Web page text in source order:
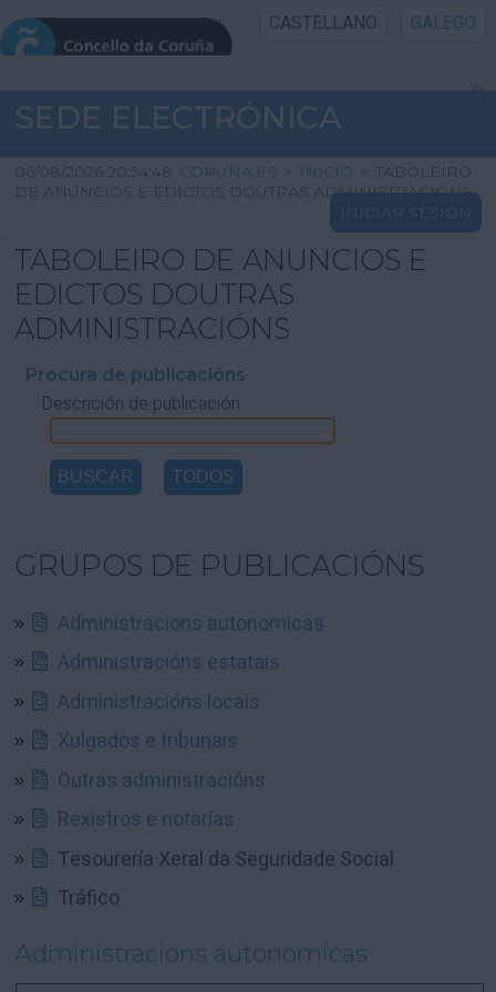
CASTELLANO GALEGO
INICIO SEDE
INICIO
INFORMACIÓN PÚBLICA
CARTAFOL CIDADÁN
UTILIDADES
AXUDA
SEDE ELECTRÓNICA
06/08/2026 20:54:48 CORUNA.ES > INICIO > TABOLEIRO
DE ANUNCIOS E EDICTOS DOUTRAS ADMINISTRACIÓNS
INICIAR SESIÓN
TABOLEIRO DE ANUNCIOS E
EDICTOS DOUTRAS
ADMINISTRACIÓNS
Procura de publicacións
Descrición de publicación
GRUPOS DE PUBLICACIÓNS
Administracions autonomicas
Administracións estatais
Administracións locais
Xulgados e tribunais
Outras administracións
Rexistros e notarías
Tesourería Xeral da Seguridade Social
Tráfico
Administracions autonomicas